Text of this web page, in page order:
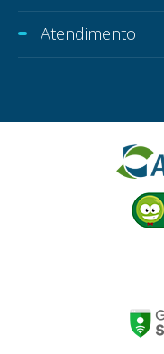
Atendimento